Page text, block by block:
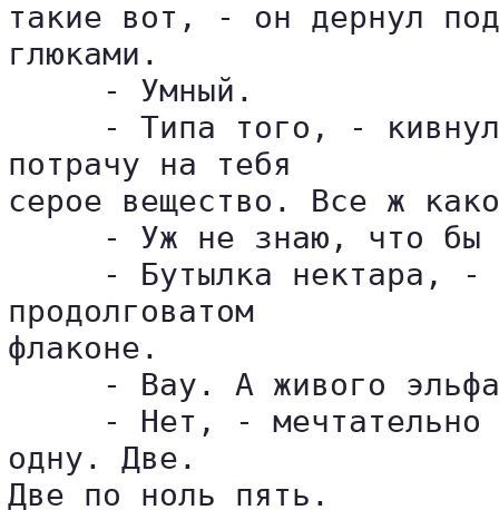
такие вот, - он дернул
глюками.
     - Умный.
- Типа того, -
потрачу на тебя
серое вещество. Все ж
- Уж не знаю, что
- Бутылка нектара,
продолговатом
флаконе.
- Bay. А живого
- Нет, -
одну. Две.
Две по ноль пять.